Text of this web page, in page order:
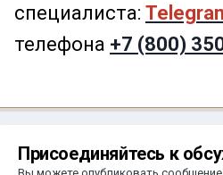
специалиста:
телефона +7 (800)
Присоединяйтесь к